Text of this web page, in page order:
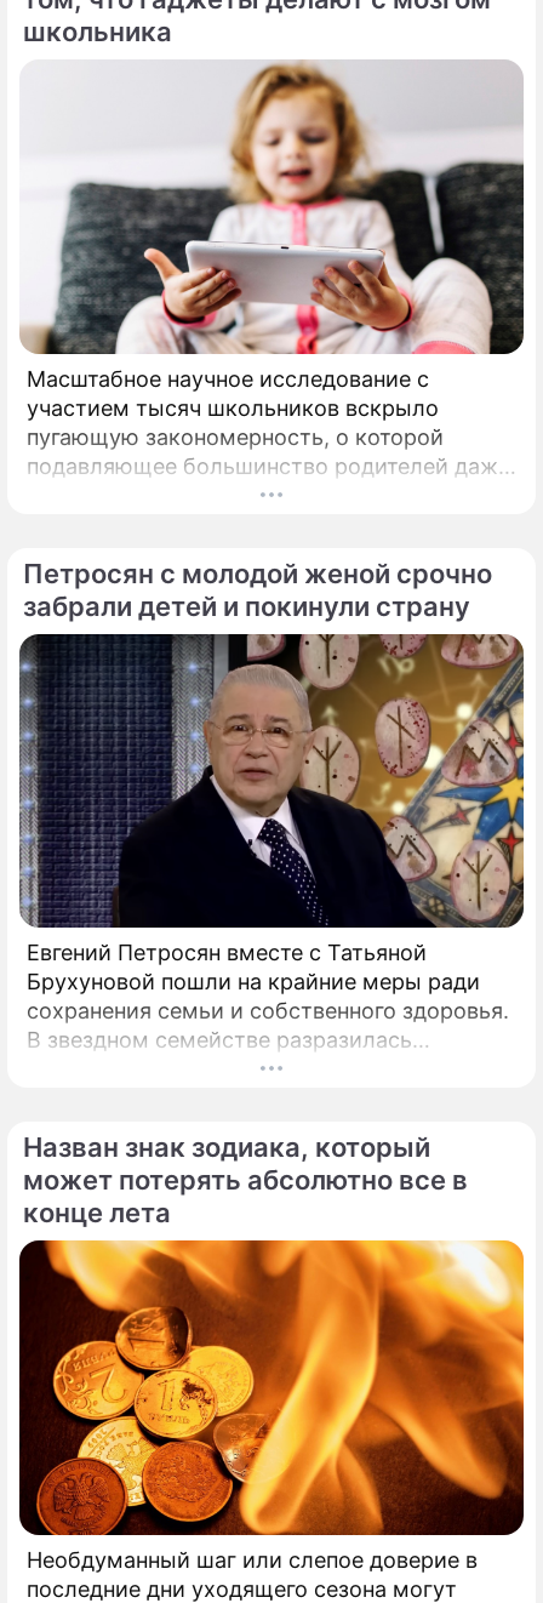
школьника
Масштабное научное исследование с
участием тысяч школьников вскрыло
пугающую закономерность, о которой
подавляющее большинство родителей даже
не догадывалось. Привычка дарить ребенку
подростковом возрасте обворачивается
скрытым провалом в учебе.
Петросян с молодой женой срочно
забрали детей и покинули страну
Евгений Петросян вместе с Татьяной
Брухуновой пошли на крайние меры ради
сохранения семьи и собственного здоровья.
В звездном семействе разразилась
настоящая тихая драма, которая вынудила
Назван знак зодиака, который
может потерять абсолютно все в
конце лета
Необдуманный шаг или слепое доверие в
последние дни уходящего сезона могут